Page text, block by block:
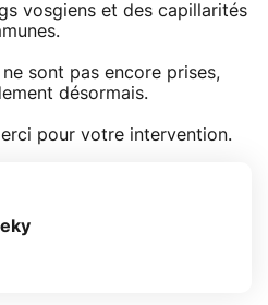
vosgiens et des capillarités
sont pas encore prises,
désormais.
pour votre intervention.